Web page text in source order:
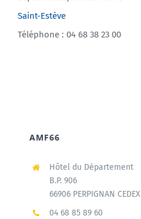
Saint-Estève
Téléphone : 04 68 38 23 00
AMF66
Hôtel du Département
B.P. 906
66906 PERPIGNAN CEDEX
04 68 85 89 60